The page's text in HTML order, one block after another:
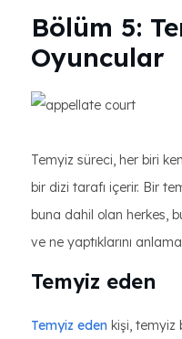
Bölüm 5:
Oyuncular
Temyiz süreci, her biri
bir dizi tarafı içerir. Bir
buna dahil olan herkes,
ve ne yaptıklarını
Temyiz eden
Temyiz eden kişi, temyiz